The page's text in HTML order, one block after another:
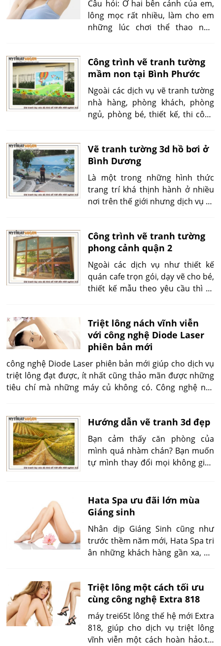
Câu hỏi: Ở hai bên cánh của em,
lông mọc rất nhiều, làm cho em
những lúc chơi thể thao như
đã thử nhổ nhưng không ăn thua.
Xin hỏi em phải làm gì để triệt
lông vùng nách một cách vĩnh
viễn?
Công trình vẽ tranh tường
mầm non tại Bình Phước
Ngoài các dịch vụ vẽ tranh tường
nhà hàng, phòng khách, phòng
ngủ, phòng bé, thiết kế, thi công
tường mầm non, phục vụ các
trường mầm non ở thành phố Hồ
Chí Minh và các tỉnh thành lân
cận.
Vẽ tranh tường 3d hồ bơi ở
Bình Dương
Là một trong những hình thức
trang trí khá thịnh hành ở nhiều
nơi trên thế giới nhưng dịch vụ vẽ
trong khoảng vài năm trở lại đây.
Công trình vẽ tranh tường
phong cảnh quận 2
Ngoài các dịch vụ như thiết kế
quán cafe trọn gói, dạy vẽ cho bé,
thiết kế mẫu theo yêu cầu thì vẽ
suốt những năm qua.
Triệt lông nách vĩnh viễn
với công nghệ Diode Laser
phiên bản mới
công nghệ Diode Laser phiên bản mới giúp cho dịch vụ
triệt lông đạt được, ít nhất cũng thảo mãn được những
tiêu chí mà những máy củ không có. Công nghệ này
hài lòng.
Hướng dẫn vẽ tranh 3d đẹp
Bạn cảm thấy căn phòng của
mình quá nhàm chán? Bạn muốn
tự mình thay đổi mọi không gian
khảo qua hướng dẫn vẽ tranh 3d
dưới đây:
Hata Spa ưu đãi lớn mùa
Giáng sinh
Nhân dịp Giáng Sinh cũng như
trước thềm năm mới, Hata Spa tri
ân những khách hàng gần xa, ưu
ngày 31/12/14
Triệt lông một cách tối ưu
cùng công nghệ Extra 818
máy trei65t lông thế hệ mới Extra
818, giúp cho dịch vụ triệt lông
vĩnh viễn một cách hoàn hảo.tại